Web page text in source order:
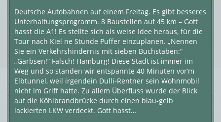
Deutsche Autobahnen auf einem Freitag. Es gibt besseres
Unterhaltungsprogramm. 8 Baustellen auf 45 km – Gott
hasst die A1! Es stellte sich als weise Idee heraus, für die
Tour nach Kiel ne Stunde Puffer einzuplanen. „Nennen
Sie ein Verkehrshindernis mit sieben Buchstaben:“
„Garbsen!“ Falsch! Hamburg! Diese Stadt ist immer im
Weg und so standen wir entspannte 40 Minuten vor’m
Elbtunnel, weil irgendein Dulli-Rentner sein Wohnmobil
nicht im Griff hatte. Zu allem Überfluss wurde der Blick
auf die Köhlbrandbrücke durch einen blau-gelb
lackierten LKW verdeckt. Gott hasst…